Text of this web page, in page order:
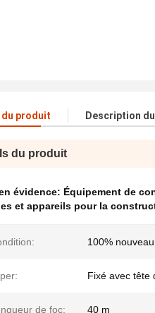
du produit Description
du produit
évidence: Équipement de
et appareils pour la
100% nouveau
Fixé avec tête
de foc: 40 m